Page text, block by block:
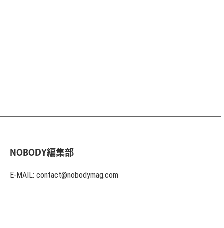
NOBODY編集部
E-MAIL: contact@nobodymag.com